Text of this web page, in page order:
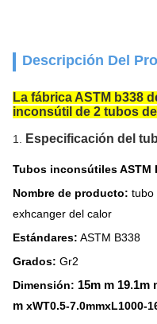
Descripción Del
La fábrica ASTM b338
inconsútil de 2 tubos
1. Especificación del
Tubos inconsútiles ASTM
Nombre de producto: tubo
exhcanger del calor
Estándares: ASTM B338
Grados: Gr2
Dimensión: 15m m 19.1m
m xWT0.5-7.0mmxL1000-